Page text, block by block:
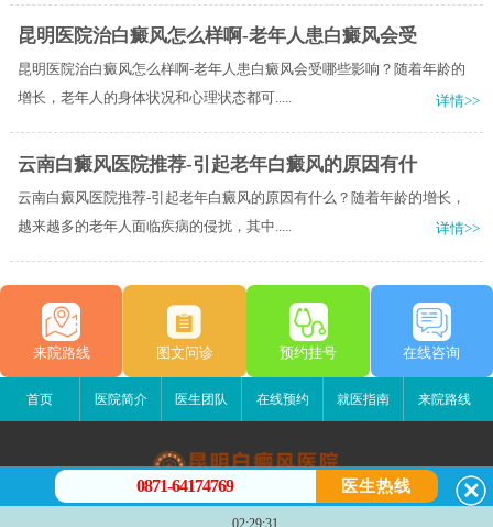
昆明医院治白癜风怎么样啊-老年人患白癜风会受
昆明医院治白癜风怎么样啊-老年人患白癜风会受哪些影响？随着年龄的
增长，老年人的身体状况和心理状态都可.....
详情>>
云南白癜风医院推荐-引起老年白癜风的原因有什
云南白癜风医院推荐-引起老年白癜风的原因有什么？随着年龄的增长，
越来越多的老年人面临疾病的侵扰，其中.....
详情>>
来院路线 图文问诊 预约挂号 在线咨询
首页 医院简介 医生团队 在线预约 就医指南 来院路线
昆明白癜风医院
0871-64174769 医生热线
02:29:31